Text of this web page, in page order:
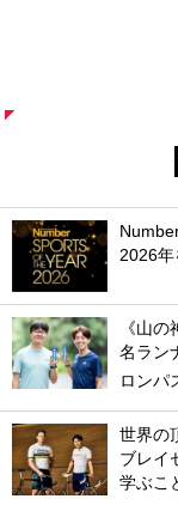
2026年
《山
名ラン
ロンパ
世界の
ブレイ
学ぶこ